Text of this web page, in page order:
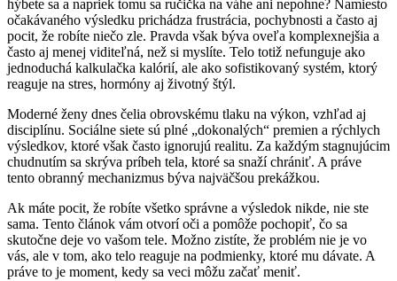
hýbete sa a napriek tomu sa ručička na váhe ani nepohne? Namiesto
očakávaného výsledku prichádza frustrácia, pochybnosti a často aj
pocit, že robíte niečo zle. Pravda však býva oveľa komplexnejšia a
často aj menej viditeľná, než si myslíte. Telo totiž nefunguje ako
jednoduchá kalkulačka kalórií, ale ako sofistikovaný systém, ktorý
reaguje na stres, hormóny aj životný štýl.
Moderné ženy dnes čelia obrovskému tlaku na výkon, vzhľad aj
disciplínu. Sociálne siete sú plné „dokonalých“ premien a rýchlych
výsledkov, ktoré však často ignorujú realitu. Za každým stagnujúcim
chudnutím sa skrýva príbeh tela, ktoré sa snaží chrániť. A práve
tento obranný mechanizmus býva najväčšou prekážkou.
Ak máte pocit, že robíte všetko správne a výsledok nikde, nie ste
sama. Tento článok vám otvorí oči a pomôže pochopiť, čo sa
skutočne deje vo vašom tele. Možno zistíte, že problém nie je vo
vás, ale v tom, ako telo reaguje na podmienky, ktoré mu dávate. A
práve to je moment, kedy sa veci môžu začať meniť.